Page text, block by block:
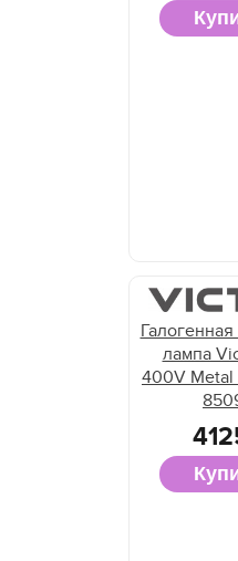
лампа
400V Metal